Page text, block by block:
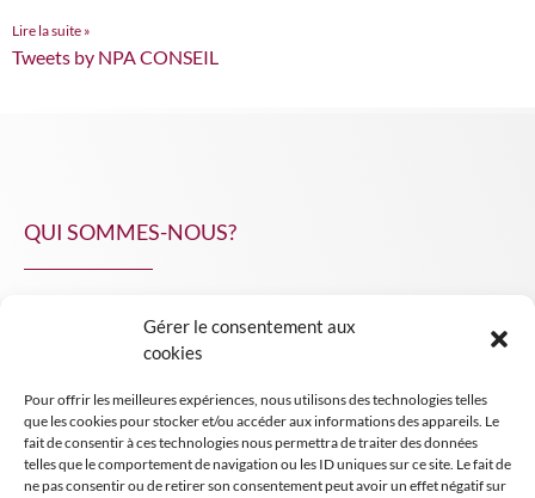
Gérer le consentement aux
cookies
Pour offrir les meilleures expériences, nous utilisons des technologies telles
que les cookies pour stocker et/ou accéder aux informations des appareils. Le
fait de consentir à ces technologies nous permettra de traiter des données
telles que le comportement de navigation ou les ID uniques sur ce site. Le fait de
ne pas consentir ou de retirer son consentement peut avoir un effet négatif sur
Lire la suite »
Tweets by NPA CONSEIL
QUI SOMMES-NOUS?
INSIGHT NPA